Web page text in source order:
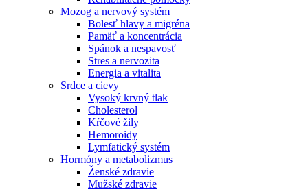
Mozog a nervový systém
Bolesť hlavy a migréna
Pamäť a koncentrácia
Spánok a nespavosť
Stres a nervozita
Energia a vitalita
Srdce a cievy
Vysoký krvný tlak
Cholesterol
Kŕčové žily
Hemoroidy
Lymfatický systém
Hormóny a metabolizmus
Ženské zdravie
Mužské zdravie